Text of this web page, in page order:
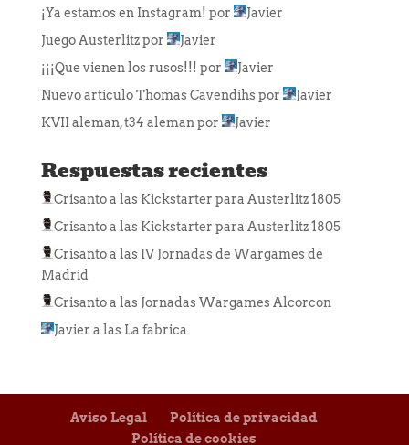
¡Ya estamos en Instagram! por
Javier
Juego Austerlitzpor
Javier
¡¡¡Que vienen los rusos!!! por
Javier
Nuevo articulo Thomas Cavendihspor
Javier
KVII aleman, t34 alemanpor Javier
Respuestas recientes
Crisantoa las Kickstarter para Austerlitz 1805
Crisantoa las Kickstarter para Austerlitz 1805
Crisantoa las IV Jornadas de Wargames de
Madrid
Crisantoa las Jornadas Wargames Alcorcon
Javier a las La fabrica
Aviso Legal
Política de privacidad
Política de cookies